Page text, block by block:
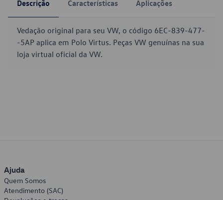
Descrição Características Aplicações
Vedação original para seu VW, o código 6EC-839-477-
-5AP aplica em Polo Virtus. Peças VW genuínas na sua
loja virtual oficial da VW.
Ajuda
Quem Somos
Atendimento (SAC)